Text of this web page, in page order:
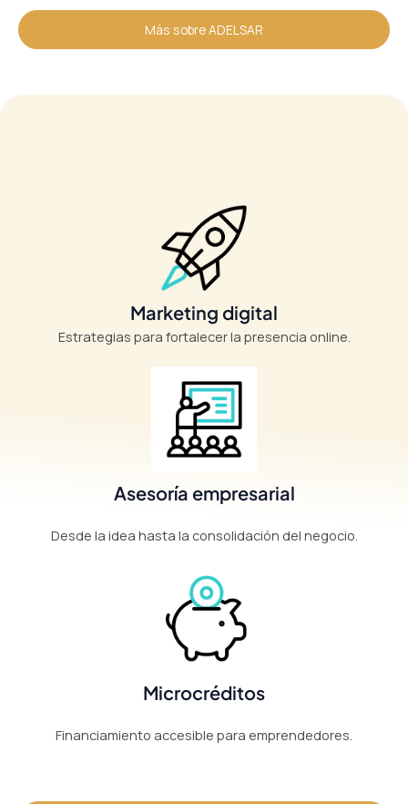
Más sobre ADELSAR
Marketing digital
Estrategias para fortalecer la presencia online.
Asesoría empresarial
Desde la idea hasta la consolidación del negocio.
Microcréditos
Financiamiento accesible para emprendedores.